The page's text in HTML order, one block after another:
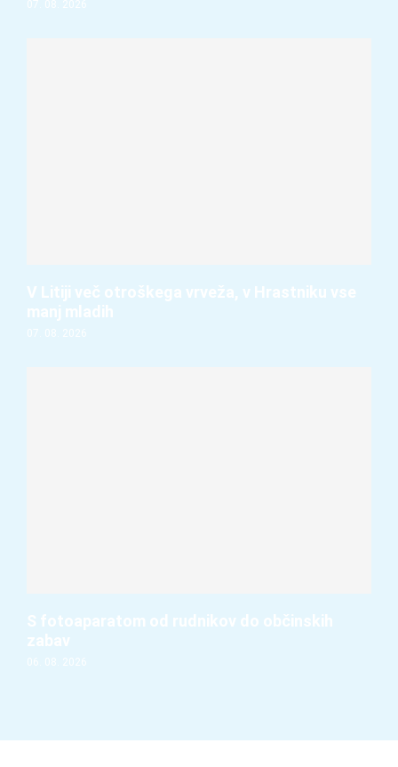
07. 08. 2026
V Litiji več otroškega vrveža, v Hrastniku vse
manj mladih
07. 08. 2026
S fotoaparatom od rudnikov do občinskih
zabav
06. 08. 2026